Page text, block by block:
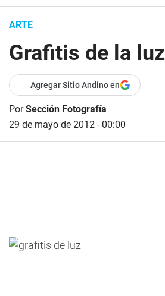
ARTE
Grafitis de la luz
Agregar Sitio Andino en
PorSección Fotografía
29 de mayo de 2012 - 00:00